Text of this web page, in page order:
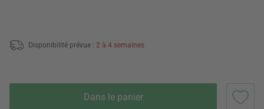
Disponibilité prévue : 2 à 4 semaines
Dans le panier